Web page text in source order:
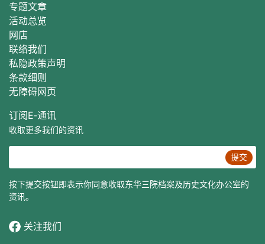
专题文章
活动总览
网店
联络我们
私隐政策声明
条款细则
无障碍网页
订阅E‐通讯
收取更多我们的资讯
提交
按下提交按钮即表示你同意收取东华三院档案及历史文化办公室的
资讯。
关注我们